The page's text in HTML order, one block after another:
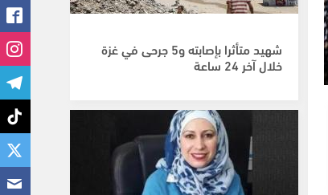
شهيد متأثرا بإصابته و5 جرحى في غزة
خلال آخر 24 ساعة